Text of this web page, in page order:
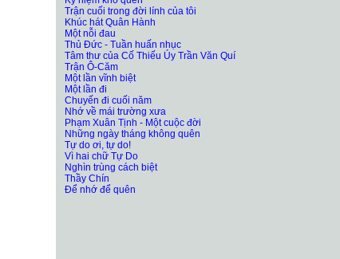
Trận cuối trong đời lính của tôi
Khúc hát Quân Hành
Một nỗi đau
Thủ Đức - Tuần huấn nhục
Tâm thư của Cố Thiếu Úy Trần Văn Quí
Trận Ô-Căm
Một lần vĩnh biệt
Một lần đi
Chuyến đi cuối năm
Nhớ về mái trường xưa
Phạm Xuân Tịnh - Một cuộc đời
Những ngày tháng không quên
Tự do ơi, tự do!
Vì hai chữ Tự Do
Nghìn trùng cách biệt
Thầy Chín
Để nhớ để quên